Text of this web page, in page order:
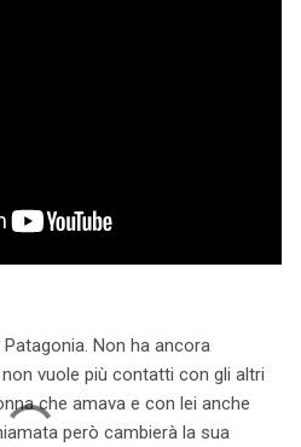
Non ha ancora
vuole più contatti con gli altri
che amava e con lei anche
però cambierà la sua